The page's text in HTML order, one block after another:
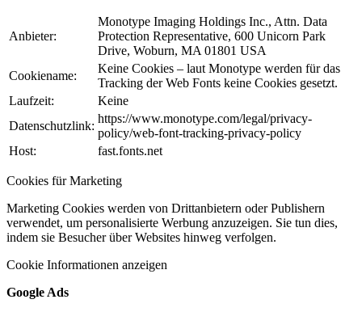
Anbieter:
Monotype Imaging Holdings Inc., Attn. Data
Protection Representative, 600 Unicorn Park
Drive, Woburn, MA 01801 USA
Cookiename:
Keine Cookies – laut Monotype werden für das
Tracking der Web Fonts keine Cookies gesetzt.
Laufzeit:
Keine
Datenschutzlink:
https://www.monotype.com/legal/privacy-
policy/web-font-tracking-privacy-policy
Host:
fast.fonts.net
Cookies für Marketing
Marketing Cookies werden von Drittanbietern oder Publishern
verwendet, um personalisierte Werbung anzuzeigen. Sie tun dies,
indem sie Besucher über Websites hinweg verfolgen.
Cookie Informationen anzeigen
Google Ads